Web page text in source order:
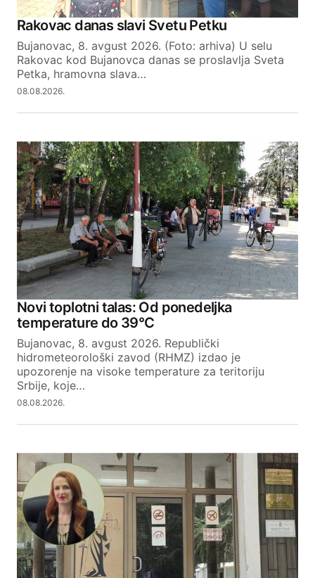
Rakovac danas slavi Svetu Petku
Bujanovac, 8. avgust 2026. (Foto: arhiva) U selu
Rakovac kod Bujanovca danas se proslavlja Sveta
Petka, hramovna slava…
08.08.2026.
Novi toplotni talas: Od ponedeljka
temperature do 39°C
Bujanovac, 8. avgust 2026. Republički
hidrometeorološki zavod (RHMZ) izdao je
upozorenje na visoke temperature za teritoriju
Srbije, koje…
08.08.2026.